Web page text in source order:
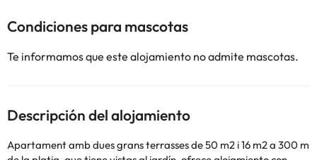
Condiciones para mascotas
Te informamos que este alojamiento no admite mascotas.
Descripción del alojamiento
Apartament amb dues grans terrasses de 50 m2 i 16 m2 a 300 m